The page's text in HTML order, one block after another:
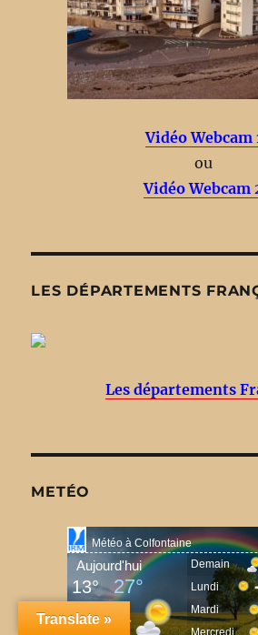
Vidéo Webcam
ou
Vidéo Webcam
LES DÉPARTEMENTS
Les départements
METÉO
Translate »